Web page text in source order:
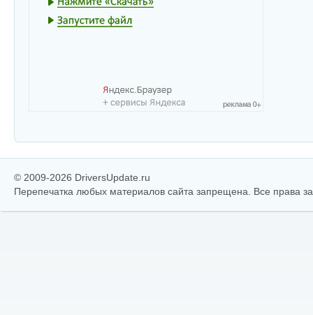
© 2009-2026 DriversUpdate.ru
Перепечатка любых материалов сайта запрещена. Все права